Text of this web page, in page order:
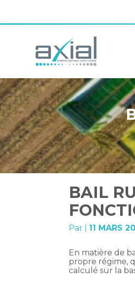
au
contenu
BAIL
Par 11 MARS
En matière de
propre régime,
calculé sur la